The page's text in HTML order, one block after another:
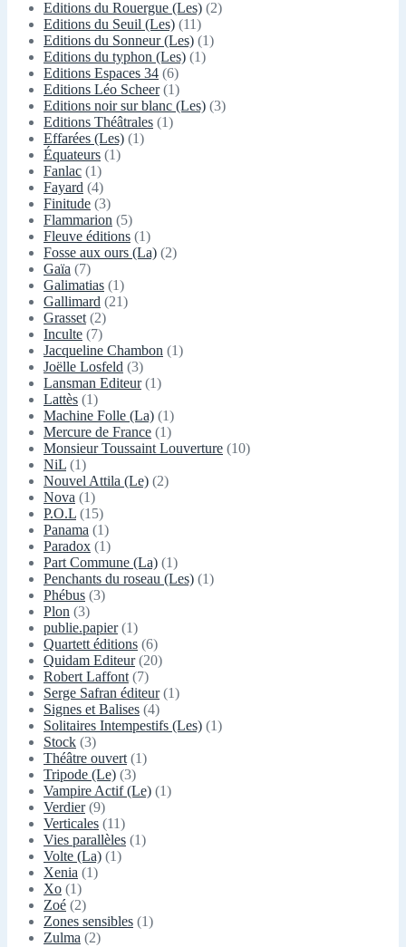
Editions du Rouergue (Les) (2)
Editions du Seuil (Les) (11)
Editions du Sonneur (Les) (1)
Editions du typhon (Les) (1)
Editions Espaces 34 (6)
Editions Léo Scheer(1)
Editions noir sur blanc (Les) (3)
Editions Théâtrales (1)
Effarées (Les) (1)
Équateurs (1)
Fanlac (1)
Fayard (4)
Finitude (3)
Flammarion (5)
Fleuve éditions (1)
Fosse aux ours (La) (2)
Gaïa (7)
Galimatias (1)
Gallimard (21)
Grasset(2)
Inculte (7)
Jacqueline Chambon (1)
Joëlle Losfeld (3)
Lansman Editeur(1)
Lattès (1)
Machine Folle (La) (1)
Mercure de France (1)
Monsieur Toussaint Louverture (10)
NiL (1)
Nouvel Attila (Le) (2)
Nova (1)
P.O.L (15)
Panama (1)
Paradox (1)
Part Commune (La) (1)
Penchants du roseau (Les) (1)
Phébus (3)
Plon (3)
publie.papier(1)
Quartett éditions (6)
Quidam Editeur(20)
Robert Laffont(7)
Serge Safran éditeur(1)
Signes et Balises (4)
Solitaires Intempestifs (Les) (1)
Stock (3)
Théâtre ouvert(1)
Tripode (Le) (3)
Vampire Actif (Le) (1)
Verdier(9)
Verticales (11)
Vies parallèles (1)
Volte (La) (1)
Xenia (1)
Xo (1)
Zoé (2)
Zones sensibles (1)
Zulma (2)